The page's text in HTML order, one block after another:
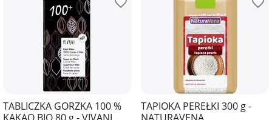
TABLICZKA GORZKA 100 %
TAPIOKA PEREŁKI 300 g -